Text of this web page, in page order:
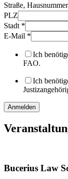
Straße, Hausnummer
PLZ
Stadt *
E-Mail *
Ich
FAO.
Ich
Anmelden
Bucerius Law